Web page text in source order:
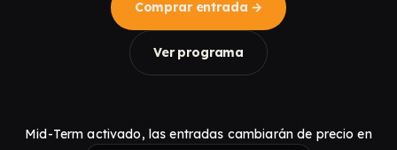
Comprar entrada →
Ver programa
Mid-Term activado, las entradas cambiarán de precio en